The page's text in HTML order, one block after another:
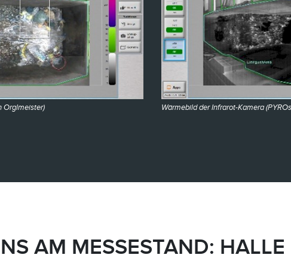
Orglmeister) Wärmebild der Infrarot-Kamera
AM MESSESTAND: